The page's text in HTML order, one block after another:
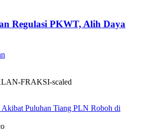
Regulasi PKWT, Alih Daya
Puluhan Tiang PLN Roboh di